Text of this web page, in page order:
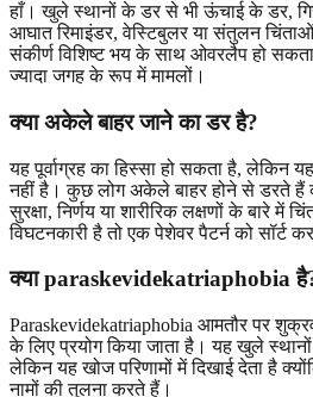
हाँ। खुले स्थानों के डर से भी ऊंचाई के डर,
आघात रिमाइंडर, वेस्टिबुलर या संतुलन
संकीर्ण विशिष्ट भय के साथ ओवरलैप हो
ज्यादा जगह के रूप में मामलों।
क्या अकेले बाहर जाने का डर है?
यह पूर्वाग्रह का हिस्सा हो सकता है, लेकिन
नहीं है। कुछ लोग अकेले बाहर होने से डरते हैं
सुरक्षा, निर्णय या शारीरिक लक्षणों के बारे में
विघटनकारी है तो एक पेशेवर पैटर्न को सॉर्ट
क्या paraskevidekatriaphobia
Paraskevidekatriaphobia आमतौर पर
के लिए प्रयोग किया जाता है। यह खुले
लेकिन यह खोज परिणामों में दिखाई देता है
नामों की तुलना करते हैं।